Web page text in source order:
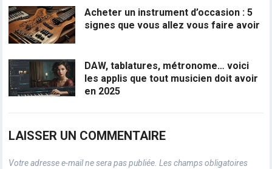
Acheter un instrument d’occasion : 5
signes que vous allez vous faire avoir
DAW, tablatures, métronome… voici
les applis que tout musicien doit avoir
en 2025
LAISSER UN COMMENTAIRE
Votre adresse e-mail ne sera pas publiée. Les champs obligatoires